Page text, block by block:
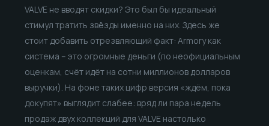
VALVE не вводят скидки? Это был бы идеальный
стимул тратить звёзды именно на них. Здесь же
стоит добавить отрезвляющий факт: Armory как
система – это огромные деньги (по неофициальным
оценкам, счёт идёт на сотни миллионов долларов
выручки). На фоне таких цифр версия «ждём, пока
докупят» выглядит слабее: вряд ли пара недель
продаж двух коллекций для VALVE настолько